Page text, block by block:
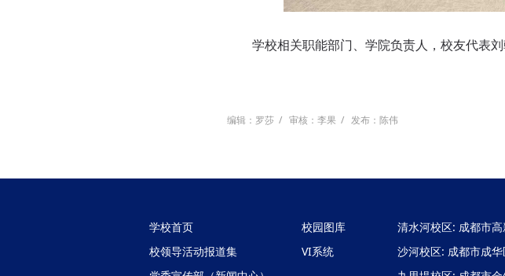
学校相关职能部门、学院负责人，校友代表刘
编辑：罗莎 / 审核：李果 / 发布：陈伟
学校首页
校领导活动报道集
校园图库
VI系统
清水河校区: 成都市
沙河校区: 成都市成